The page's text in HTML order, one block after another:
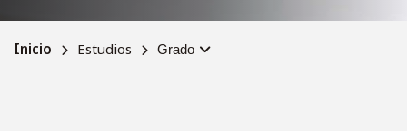
Inicio Estudios Grado